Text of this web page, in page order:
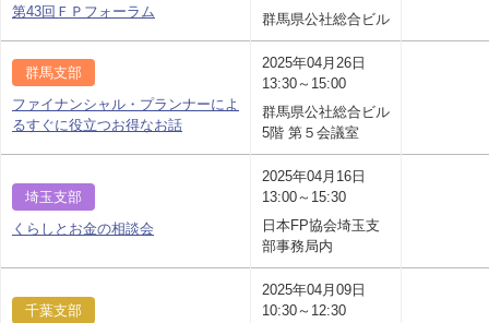
第43回ＦＰフォーラム
群馬県公社総合ビル
群馬支部
ファイナンシャル・プランナーによ
るすぐに役立つお得なお話
2025年04月26日
13:30～15:00
群馬県公社総合ビル
5階 第５会議室
埼玉支部
くらしとお金の相談会
2025年04月16日
13:00～15:30
日本FP協会埼玉支
部事務局内
千葉支部
2025年04月09日
10:30～12:30